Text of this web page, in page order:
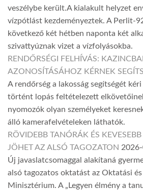
veszélybe került.A kialakult helyzet
vízpótlást kezdeményeztek. A Perlit-
következő két hétben naponta két
szivattyúznak vizet a vízfolyásokba.
RENDŐRSÉGI FELHÍVÁS:
AZONOSÍTÁSÁHOZ KÉRNEK
A rendőrség a lakosság segítségét
történt lopás feltételezett
nyomozók olyan személyeket
álló kamerafelvételeken láthatók.
RÖVIDEBB TANÓRÁK ÉS
JÖHET AZ ALSÓ TAGOZATON
Új javaslatcsomaggal alakítaná
alsó tagozatos oktatást az Oktatási
Minisztérium. A „Legyen élmény a